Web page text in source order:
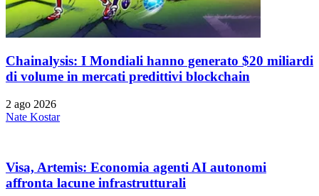
Chainalysis: I Mondiali hanno generato $20 miliardi
di volume in mercati predittivi blockchain
2 ago 2026
Nate Kostar
Visa, Artemis: Economia agenti AI autonomi
affronta lacune infrastrutturali